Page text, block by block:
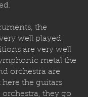
the
well played
are very well
metal the
orchestra are
here the guitars
they go